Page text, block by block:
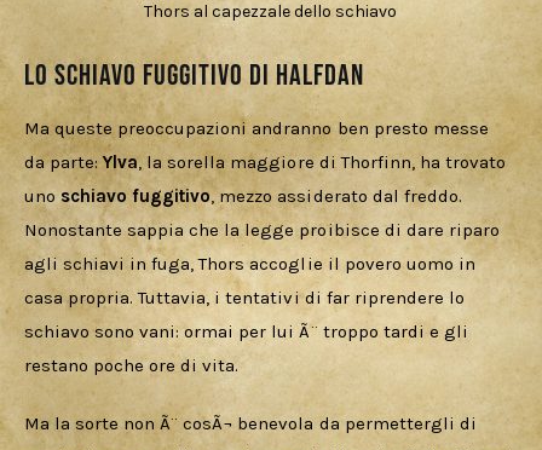
Thors al capezzale dello schiavo
Lo schiavo fuggitivo di Halfdan
Ma queste preoccupazioni andranno ben presto messe
da parte: Ylva, la sorella maggiore di Thorfinn, ha trovato
uno schiavo fuggitivo, mezzo assiderato dal freddo.
Nonostante sappia che la legge proibisce di dare riparo
agli schiavi in fuga, Thors accoglie il povero uomo in
casa propria. Tuttavia, i tentativi di far riprendere lo
schiavo sono vani: ormai per lui Ã¨ troppo tardi e gli
restano poche ore di vita.
Ma la sorte non Ã¨ cosÃ¬ benevola da permettergli di